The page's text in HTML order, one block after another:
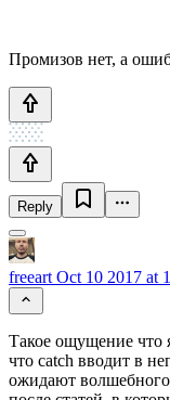
Промизов нет, а
Reply
freeart Oct 10 2017 at
Такое ощущение
что catch вводит в
ожидают волшебного